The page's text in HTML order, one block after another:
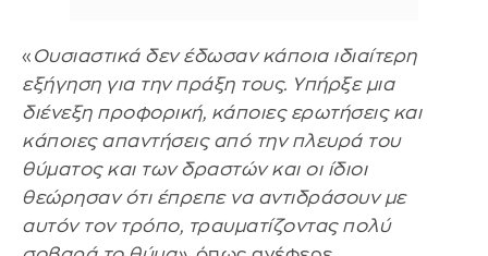
« Ουσιαστικά δεν έδωσαν κάποια ιδιαίτερη
εξήγηση για την πράξη τους. Υπήρξε μια
διένεξη προφορική, κάποιες ερωτήσεις και
κάποιες απαντήσεις από την πλευρά του
θύματος και των δραστών και οι ίδιοι
θεώρησαν ότι έπρεπε να αντιδράσουν με
αυτόν τον τρόπο, τραυματίζοντας πολύ